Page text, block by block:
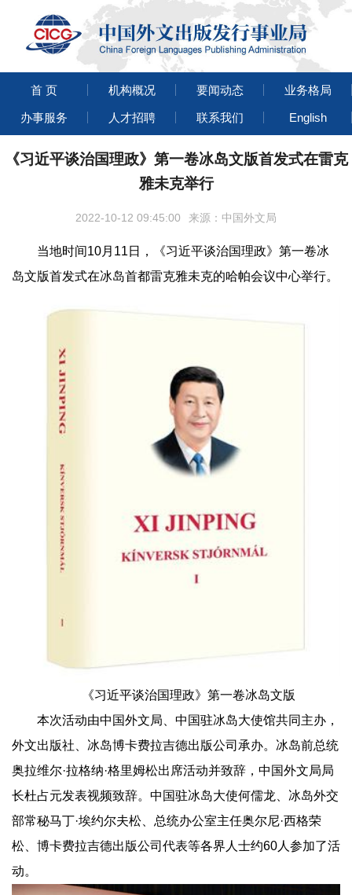
首 页 机构概况 要闻动态 业务格局
办事服务 人才招聘 联系我们 English
《习近平谈治国理政》第一卷冰岛文版首发式在雷克
雅未克举行
2022-10-12 09:45:00 来源：中国外文局
当地时间10月11日，《习近平谈治国理政》第一卷冰
岛文版首发式在冰岛首都雷克雅未克的哈帕会议中心举行。
《习近平谈治国理政》第一卷冰岛文版
本次活动由中国外文局、中国驻冰岛大使馆共同主办，
外文出版社、冰岛博卡费拉吉德出版公司承办。冰岛前总统
奥拉维尔·拉格纳·格里姆松出席活动并致辞，中国外文局局
长杜占元发表视频致辞。中国驻冰岛大使何儒龙、冰岛外交
部常秘马丁·埃约尔夫松、总统办公室主任奥尔尼·西格荣
松、博卡费拉吉德出版公司代表等各界人士约60人参加了活
动。